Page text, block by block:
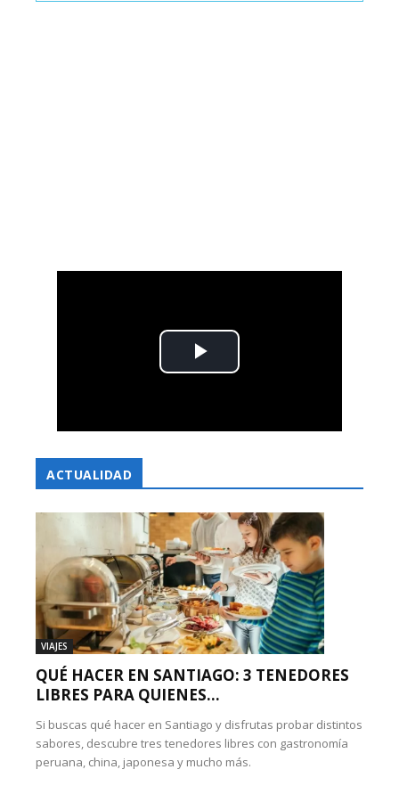
ACTUALIDAD
VIAJES
QUÉ HACER EN SANTIAGO: 3 TENEDORES
LIBRES PARA QUIENES...
Si buscas qué hacer en Santiago y disfrutas probar distintos
sabores, descubre tres tenedores libres con gastronomía
peruana, china, japonesa y mucho más.